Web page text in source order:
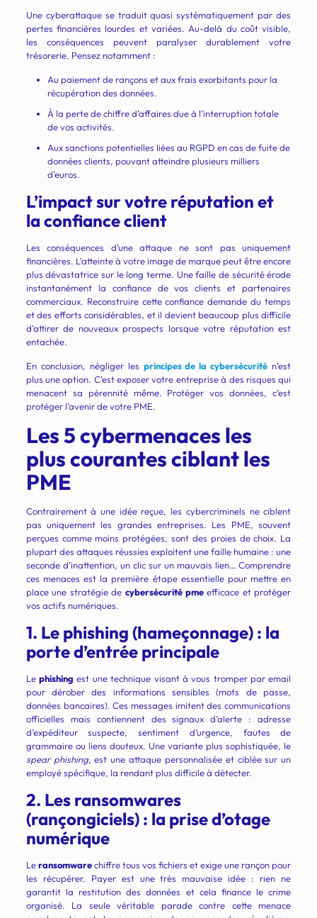
Une cyberattaque se traduit quasi systématiquement par des
pertes financières lourdes et variées. Au-delà du coût visible,
les conséquences peuvent paralyser durablement votre
trésorerie. Pensez notamment :
Au paiement de rançons et aux frais exorbitants pour la
récupération des données.
À la perte de chiffre d’affaires due à l’interruption totale
de vos activités.
Aux sanctions potentielles liées au RGPD en cas de fuite de
données clients, pouvant atteindre plusieurs milliers
d’euros.
L’impact sur votre réputation et
la confiance client
Les conséquences d’une attaque ne sont pas uniquement
financières. L’atteinte à votre image de marque peut être encore
plus dévastatrice sur le long terme. Une faille de sécurité érode
instantanément la confiance de vos clients et partenaires
commerciaux. Reconstruire cette confiance demande du temps
et des efforts considérables, et il devient beaucoup plus difficile
d’attirer de nouveaux prospects lorsque votre réputation est
entachée.
En conclusion, négliger les principes de la cybersécurité n’est
plus une option. C’est exposer votre entreprise à des risques qui
menacent sa pérennité même. Protéger vos données, c’est
protéger l’avenir de votre PME.
Les 5 cybermenaces les
plus courantes ciblant les
PME
Contrairement à une idée reçue, les cybercriminels ne ciblent
pas uniquement les grandes entreprises. Les PME, souvent
perçues comme moins protégées, sont des proies de choix. La
plupart des attaques réussies exploitent une faille humaine : une
seconde d’inattention, un clic sur un mauvais lien… Comprendre
ces menaces est la première étape essentielle pour mettre en
place une stratégie de cybersécurité pmeefficace et protéger
vos actifs numériques.
1. Le phishing (hameçonnage) : la
porte d’entrée principale
Lephishing est une technique visant à vous tromper par email
pour dérober des informations sensibles (mots de passe,
données bancaires). Ces messages imitent des communications
officielles mais contiennent des signaux d’alerte : adresse
d’expéditeur suspecte, sentiment d’urgence, fautes de
grammaire ou liens douteux. Une variante plus sophistiquée, le
spear phishing, est une attaque personnalisée et ciblée sur un
employé spécifique, la rendant plus difficile à détecter.
2. Les ransomwares
(rançongiciels) : la prise d’otage
numérique
Leransomwarechiffre tous vos fichiers et exige une rançon pour
les récupérer. Payer est une très mauvaise idée : rien ne
garantit la restitution des données et cela finance le crime
organisé. La seule véritable parade contre cette menace